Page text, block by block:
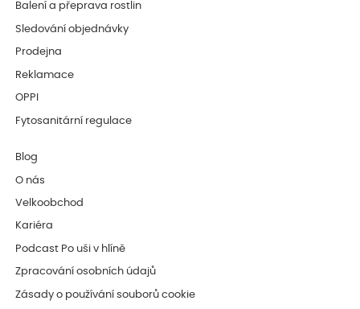
Balení a přeprava rostlin
Sledování objednávky
Prodejna
Reklamace
OPPI
Fytosanitární regulace
Blog
O nás
Velkoobchod
Kariéra
Podcast Po uši v hlíně
Zpracování osobních údajů
Zásady o používání souborů cookie